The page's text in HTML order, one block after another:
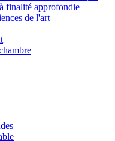
finalité approfondie
de l'art